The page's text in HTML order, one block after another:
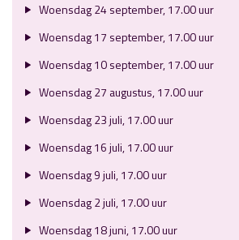
Woensdag 24 september, 17.00 uur
Woensdag 17 september, 17.00 uur
Woensdag 10 september, 17.00 uur
Woensdag 27 augustus, 17.00 uur
Woensdag 23 juli, 17.00 uur
Woensdag 16 juli, 17.00 uur
Woensdag 9 juli, 17.00 uur
Woensdag 2 juli, 17.00 uur
Woensdag 18 juni, 17.00 uur